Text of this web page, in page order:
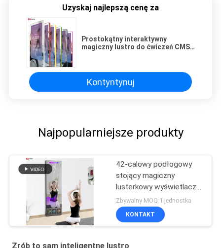
Uzyskaj najlepszą cenę za
Prostokątny interaktywny
magiczny lustro do ćwiczeń CMS
Kontyntynuj
Najpopularniejsze produkty
42-calowy podłogowy
stojący magiczny
lusterkowy wyświetlacz
reklamowy lcd indoor
player
Zbywalny MOQ:1 jednostka
KONTAKT
Zrób to sam inteligentne lustro